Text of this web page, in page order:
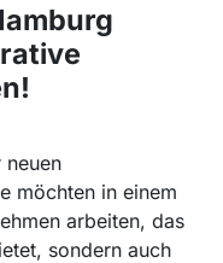
neuen
möchten in einem
arbeiten, das
sondern auch